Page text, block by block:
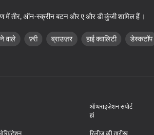
18+
में तीर, ऑन-स्क्रीन बटन और ए और डी कुंजी शामिल हैं ।
वाले फ़्री ब्राउज़र हाई क्वालिटी डेस्कटॉप
ऑथराइज़ेशन सपोर्ट
हां
रिलीज़ की तारीख